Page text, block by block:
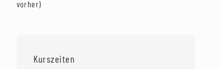
vorher)
Kurszeiten